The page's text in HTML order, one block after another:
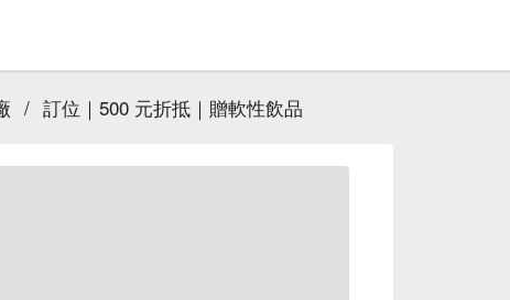
/ 訂位｜500 元折抵｜贈軟性飲品